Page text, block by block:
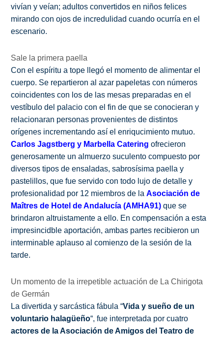
vivían y veían; adultos convertidos en niños felices
mirando con ojos de incredulidad cuando ocurría en el
escenario.
Sale la primera paella
Con el espíritu a tope llegó el momento de alimentar el
cuerpo. Se repartieron al azar papeletas con números
coincidentes con los de las mesas preparadas en el
vestíbulo del palacio con el fin de que se conocieran y
relacionaran personas provenientes de distintos
orígenes incrementando así el enriqucimiento mutuo.
Carlos Jagstberg y Marbella Catering ofrecieron
generosamente un almuerzo suculento compuesto por
diversos tipos de ensaladas, sabrosísima paella y
pastelillos, que fue servido con todo lujo de detalle y
profesionalidad por 12 miembros de laAsociación de
Maîtres de Hotel de Andalucía (AMHA91) que se
brindaron altruistamente a ello. En compensación a esta
impresincidble aportación, ambas partes recibieron un
interminable aplauso al comienzo de la sesión de la
tarde.
Un momento de la irrepetible actuación de La Chirigota
de Germán
La divertida y sarcástica fábula “Vida y sueño de un
voluntario halagüeño“, fue interpretada por cuatro
actores de la Asociación de Amigos del Teatro de